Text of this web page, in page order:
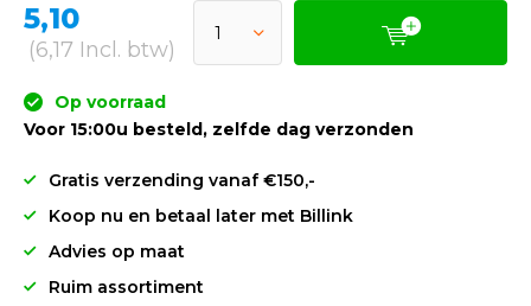
5,10
(6,17 Incl. btw)
Op voorraad
Voor 15:00u besteld, zelfde dag verzonden
Gratis verzending vanaf €150,-
Koop nu en betaal later met Billink
Advies op maat
Ruim assortiment